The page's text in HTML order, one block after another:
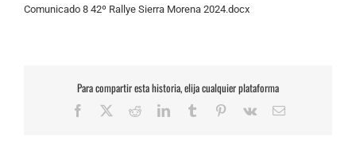
Comunicado 8 42º Rallye Sierra Morena 2024.docx
Para compartir esta historia, elija cualquier plataforma
Facebook RedditLinkedInTumblr Pinterest
Vk
Correo